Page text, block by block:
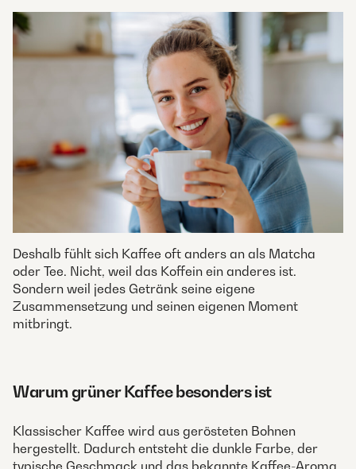
Deshalb fühlt sich Kaffee oft anders an als Matcha
oder Tee. Nicht, weil das Koffein ein anderes ist.
Sondern weil jedes Getränk seine eigene
Zusammensetzung und seinen eigenen Moment
mitbringt.
Warum grüner Kaffee besonders ist
Klassischer Kaffee wird aus gerösteten Bohnen
hergestellt. Dadurch entsteht die dunkle Farbe, der